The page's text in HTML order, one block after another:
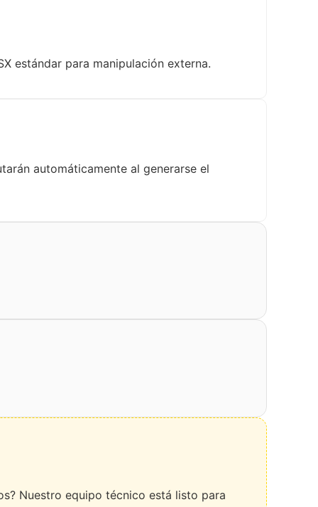
estándar para manipulación externa.
automáticamente al generarse el
Nuestro equipo técnico está listo para